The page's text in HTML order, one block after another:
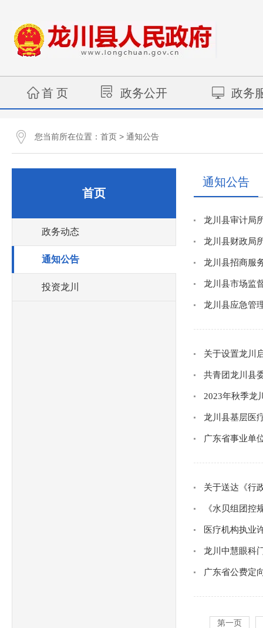
首 页 政务公开 政务
您当前所在位置： 首页 > 通知公告
首页
政务动态
通知公告
投资龙川
通知公告
龙川县审计局
龙川县财政局
龙川县招商服
龙川县市场监
龙川县应急管
关于设置龙川
共青团龙川县
2023年秋季龙
龙川县基层医
广东省事业单
关于送达《行
《水贝组团控
医疗机构执业
龙川中慧眼科
广东省公费定
第一页